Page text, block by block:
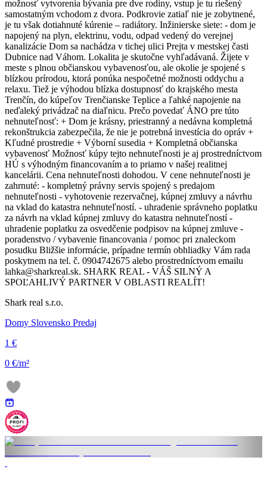
možnosť vytvorenia bývania pre dve rodiny, vstup je tu riešený
samostatným vchodom z dvora. Podkrovie zatiaľ nie je zobytnené,
je tu však dotiahnuté kúrenie – radiátory. Inžinierske siete: - dom je
napojený na plyn, elektrinu, vodu, odpad vedený do verejnej
kanalizácie Dom sa nachádza v tichej ulici Prejta v mestskej časti
Dubnice nad Váhom. Lokalita je skutočne vyhľadávaná. Žijete v
meste s plnou občianskou vybavenosťou, ale okolie je spojené s
blízkou prírodou, ktorá ponúka nespočetné možnosti oddychu a
relaxu. Tiež je výhodou blízka dostupnosť do krajského mesta
Trenčín, do kúpeľov Trenčianske Teplice a ľahké napojenie na
neďaleký privádzač na diaľnicu. Prečo povedať ÁNO pre túto
nehnuteľnosť: + Dom je krásny, priestranný a nedávna kompletná
rekonštrukcia zabezpečila, že nie je potrebná investícia do opráv +
Kľudné prostredie + Výborní susedia + Kompletná občianska
vybavenosť Možnosť kúpy tejto nehnuteľnosti je aj prostredníctvom
HÚ s výhodným financovaním a to priamo v našej realitnej
kancelárii. Cena nehnuteľnosti dohodou. V cene nehnuteľnosti je
zahrnuté: - kompletný právny servis spojený s predajom
nehnuteľnosti - vyhotovenie rezervačnej, kúpnej zmluvy a návrhu
na vklad do katastra nehnuteľností. - uhradenie správneho poplatku
za návrh na vklad kúpnej zmluvy do katastra nehnuteľností -
uhradenie poplatku za osvedčenie podpisov na kúpnej zmluve -
poradenstvo / vybavenie financovania / pomoc pri znaleckom
posudku Bližšie informácie, prípadne termín obhliadky Vám rada
poskytnem na tel. č. 0904742675 alebo prostredníctvom emailu
lahka@sharkreal.sk. SHARK REAL - VÁŠ SILNÝ A
SPOĽAHLIVÝ PARTNER V OBLASTI REALÍT!
Shark real s.r.o.
Domy Slovensko Predaj
1 €
0 €/m²